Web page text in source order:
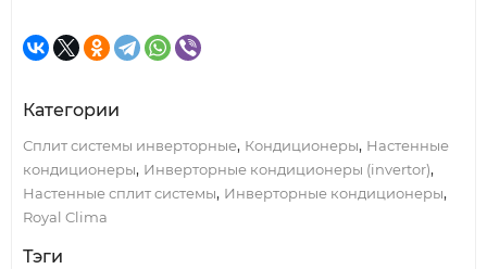
Категории
Сплит системы инверторные, Кондиционеры, Настенные
кондиционеры, Инверторные кондиционеры (invertor),
Настенные сплит системы, Инверторные кондиционеры,
Royal Clima
Тэги